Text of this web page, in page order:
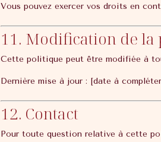
Vous pouvez exercer vos droits en
11. Modification de
Cette politique peut être modifiée à
Dernière mise à jour : [date à
12. Contact
Pour toute question relative à cette